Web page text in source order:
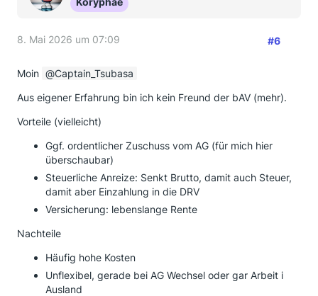
8. Mai 2026 um 07:09 #6
Moin
Captain_Tsubasa
Aus eigener Erfahrung bin ich kein Freund der bAV (mehr).
Vorteile (vielleicht)
Ggf. ordentlicher Zuschuss vom AG (für mich hier
überschaubar)
Steuerliche Anreize: Senkt Brutto, damit auch Steuer,
damit aber Einzahlung in die DRV
Versicherung: lebenslange Rente
Nachteile
Häufig hohe Kosten
Unflexibel, gerade bei AG Wechsel oder gar Arbeit i
Ausland